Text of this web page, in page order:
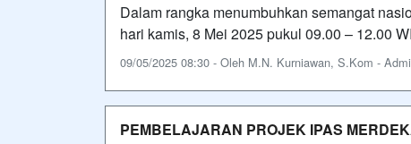
Dalam rangka menumbuhkan semangat
hari kamis, 8 Mei 2025 pukul 09.00 – 12.00
09/05/2025 08:30 - Oleh M.N. Kurniawan, S.Kom -
PEMBELAJARAN PROJEK IPAS